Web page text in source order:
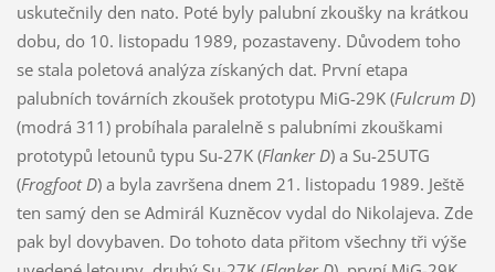
uskutečnily den nato. Poté byly palubní zkoušky na krátkou
dobu, do 10. listopadu 1989, pozastaveny. Důvodem toho
se stala poletová analýza získaných dat. První etapa
palubních továrních zkoušek prototypu MiG-29K (Fulcrum D)
(modrá 311) probíhala paralelně s palubními zkouškami
prototypů letounů typu Su-27K (Flanker D) a Su-25UTG
(Frogfoot D) a byla završena dnem 21. listopadu 1989. Ještě
ten samý den se Admirál Kuzněcov vydal do Nikolajeva. Zde
pak byl dovybaven. Do tohoto data přitom všechny tři výše